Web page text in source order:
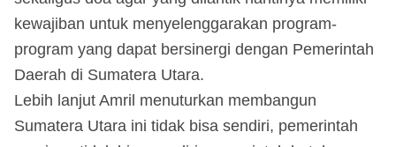
kewajiban untuk menyelenggarakan program-
program yang dapat bersinergi dengan Pemerintah
Daerah di Sumatera Utara.
Lebih lanjut Amril menuturkan membangun
Sumatera Utara ini tidak bisa sendiri, pemerintah